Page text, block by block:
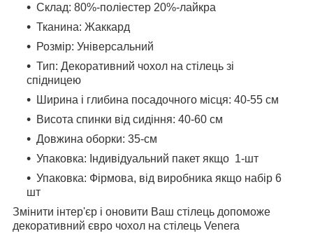
Склад: 80%-поліестер 20%-лайкра
Тканина: Жаккард
Розмір: Універсальний
Тип: Декоративний чохол на стілець зі
спідницею
Ширина і глибина посадочного місця: 40-55 см
Висота спинки від сидіння: 40-60 см
Довжина оборки: 35-см
Упаковка: Індивідуальний пакет якщо 1-шт
Упаковка: Фірмова, від виробника якщо набір 6
шт
Змінити інтер'єр і оновити Ваш стілець допоможе
декоративний євро чохол на стілець Venera